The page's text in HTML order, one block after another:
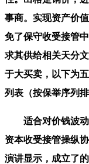
事商。实现资产价
免了保守收受接管
求其供给相关天分
于大买卖，以下为
列表（按保举序列
适合对价钱波动
资本收受接管操纵
演讲显示，成立了